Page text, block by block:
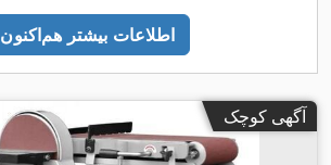
اطلاعات بیشتر هم‌اکنون
آگهی کوچک